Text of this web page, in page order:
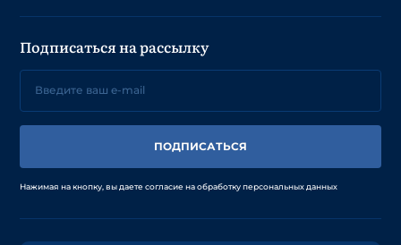
Подписаться на рассылку
ПОДПИСАТЬСЯ
Нажимая на кнопку, вы даете согласие на обработку персональных данных